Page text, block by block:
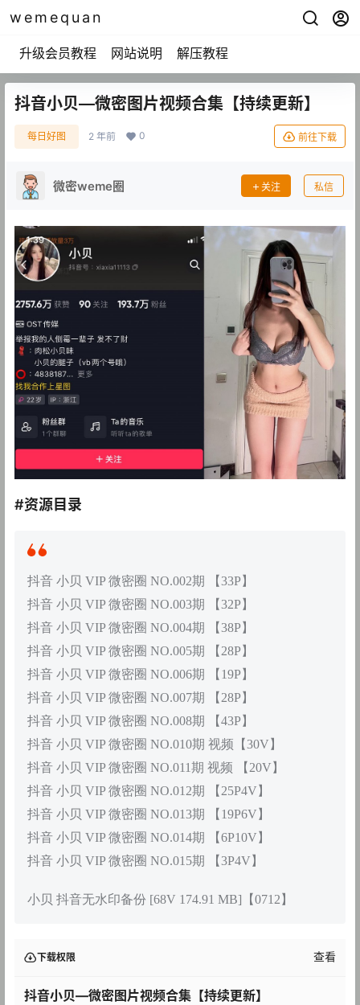
wemequan
升级会员教程 网站说明 解压教程
抖音小贝—微密图片视频合集【持续更新】
每日好图 2 年前 0 前往下载
微密weme圈 关注 私信
#资源目录
抖音 小贝 VIP 微密圈 NO.002期 【33P】
抖音 小贝 VIP 微密圈 NO.003期 【32P】
抖音 小贝 VIP 微密圈 NO.004期 【38P】
抖音 小贝 VIP 微密圈 NO.005期 【28P】
抖音 小贝 VIP 微密圈 NO.006期 【19P】
抖音 小贝 VIP 微密圈 NO.007期 【28P】
抖音 小贝 VIP 微密圈 NO.008期 【43P】
抖音 小贝 VIP 微密圈 NO.010期 视频【30V】
抖音 小贝 VIP 微密圈 NO.011期 视频 【20V】
抖音 小贝 VIP 微密圈 NO.012期 【25P4V】
抖音 小贝 VIP 微密圈 NO.013期 【19P6V】
抖音 小贝 VIP 微密圈 NO.014期 【6P10V】
抖音 小贝 VIP 微密圈 NO.015期 【3P4V】
小贝 抖音无水印备份 [68V 174.91 MB]【0712】
下载权限 查看
抖音小贝—微密图片视频合集【持续更新】